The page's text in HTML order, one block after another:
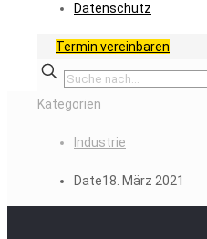
Datenschutz
Termin vereinbaren
Kategorien
Industrie
Date18. März 2021